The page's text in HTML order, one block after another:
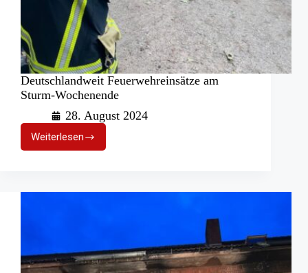
Deutschlandweit Feuerwehreinsätze am
Sturm-Wochenende
28. August 2024
WeiterlesenDeutschlandweit
Feuerwehreinsätze
Wochenende